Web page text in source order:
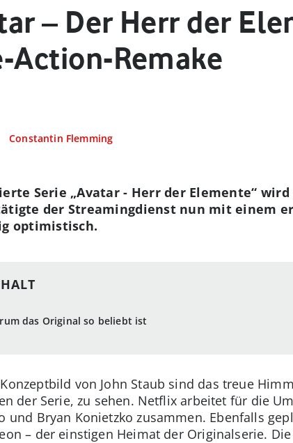
– Der Herr der
Action-Remake
Constantin Flemming
das Original so beliebt ist
Serie „Avatar - Herr der Elemente“
der Streamingdienst nun mit einem
optimistisch.
von John Staub sind das treue
der Serie, zu sehen. Netflix arbeitet für die
und Bryan Konietzko zusammen. Ebenfalls
– der einstigen Heimat der Originalserie.